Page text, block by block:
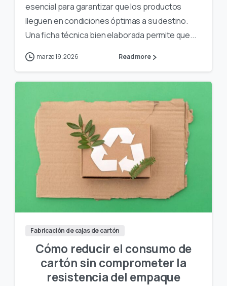
esencial para garantizar que los productos
lleguen en condiciones óptimas a su destino.
Una ficha técnica bien elaborada permite que...
marzo 19, 2026 Read more
Fabricación de cajas de cartón
Cómo reducir el consumo de
cartón sin comprometer la
resistencia del empaque